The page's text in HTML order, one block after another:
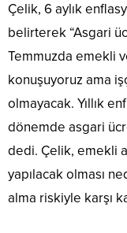
Çelik, 6 aylık
belirterek “Asgari
Temmuzda emekli
konuşuyoruz ama
olmayacak. Yıllık
dönemde asgari
dedi. Çelik, emekli
yapılacak olması
alma riskiyle karşı